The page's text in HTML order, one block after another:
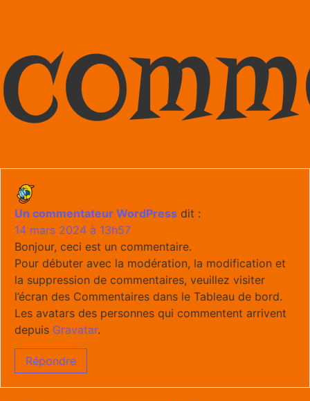
Un commentateur WordPress dit :
14 mars 2024 à 13h57
Bonjour, ceci est un commentaire.
Pour débuter avec la modération, la modification et
la suppression de commentaires, veuillez visiter
l’écran des Commentaires dans le Tableau de bord.
Les avatars des personnes qui commentent arrivent
depuis Gravatar.
Répondre